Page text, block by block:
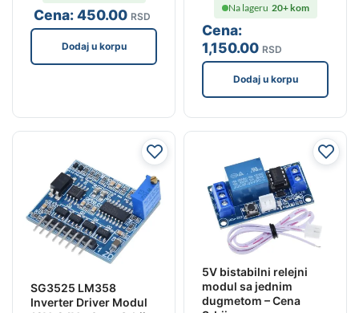
Cena:450.00 RSD
Dodaj u korpu
Cena:
1,150.00 RSD
Na lageru 20+ kom
Dodaj u korpu
SG3525 LM358
Inverter Driver Modul
5V bistabilni relejni
modul sa jednim
dugmetom – Cena